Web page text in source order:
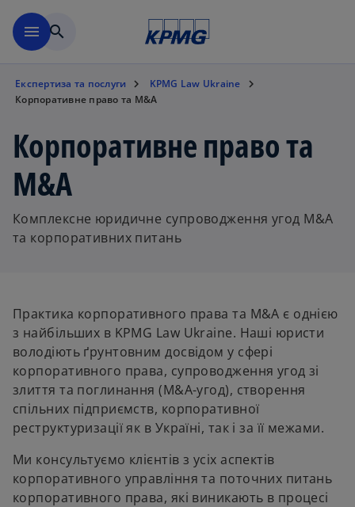
menu search
Експертиза та послуги
KPMG Law Ukraine
Корпоративне право та M&A
Корпоративне право та
M&A
Комплексне юридичне супроводження угод M&A
та корпоративних питань
Практика корпоративного права та M&A є однією
з найбільших в KPMG Law Ukraine. Наші юристи
володіють ґрунтовним досвідом у сфері
корпоративного права, супроводження угод зі
злиття та поглинання (M&A-угод), створення
спільних підприємств, корпоративної
реструктуризації як в Україні, так і за її межами.
Ми консультуємо клієнтів з усіх аспектів
корпоративного управління та поточних питань
корпоративного права, які виникають в процесі